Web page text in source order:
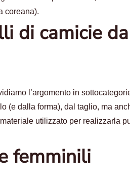
coreana).
di camicie
l’argomento in
(e dalla forma), dal taglio, ma
utilizzato per realizzarla
femminili